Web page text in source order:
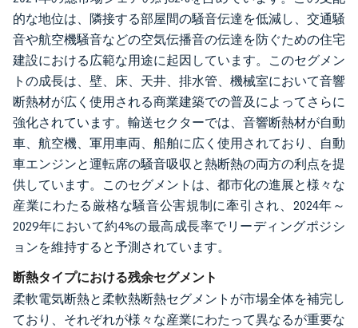
的な地位は、隣接する部屋間の騒音伝達を低減し、交通騒
音や航空機騒音などの空気伝播音の伝達を防ぐための住宅
建設における広範な用途に起因しています。このセグメン
トの成長は、壁、床、天井、排水管、機械室において音響
断熱材が広く使用される商業建築での普及によってさらに
強化されています。輸送セクターでは、音響断熱材が自動
車、航空機、軍用車両、船舶に広く使用されており、自動
車エンジンと運転席の騒音吸収と熱断熱の両方の利点を提
供しています。このセグメントは、都市化の進展と様々な
産業にわたる厳格な騒音公害規制に牽引され、2024年～
2029年において約4%の最高成長率でリーディングポジシ
ョンを維持すると予測されています。
断熱タイプにおける残余セグメント
柔軟電気断熱と柔軟熱断熱セグメントが市場全体を補完し
ており、それぞれが様々な産業にわたって異なるが重要な